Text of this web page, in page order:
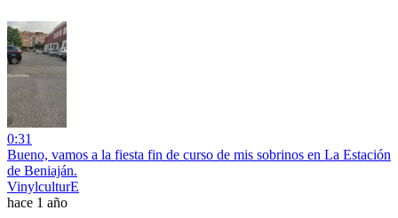
0:31
Bueno, vamos a la fiesta fin de curso de mis sobrinos en La Estación
de Beniaján.
VinylculturE
hace 1 año